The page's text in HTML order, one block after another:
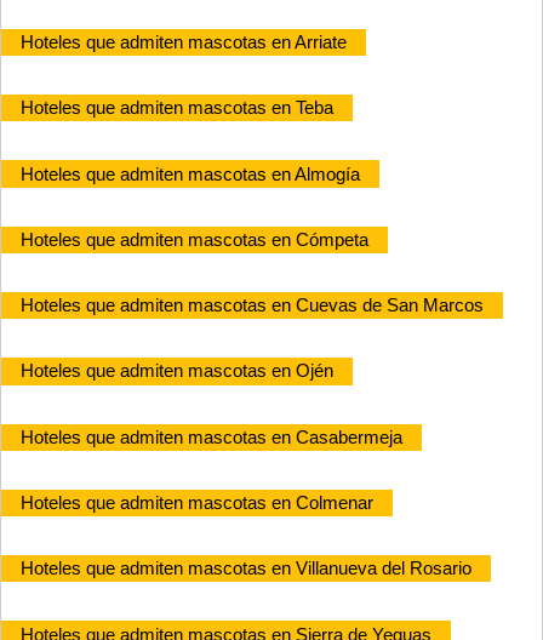
Hoteles que admiten mascotas en Arriate
Hoteles que admiten mascotas en Teba
Hoteles que admiten mascotas en Almogía
Hoteles que admiten mascotas en Cómpeta
Hoteles que admiten mascotas en Cuevas de San Marcos
Hoteles que admiten mascotas en Ojén
Hoteles que admiten mascotas en Casabermeja
Hoteles que admiten mascotas en Colmenar
Hoteles que admiten mascotas en Villanueva del Rosario
Hoteles que admiten mascotas en Sierra de Yeguas